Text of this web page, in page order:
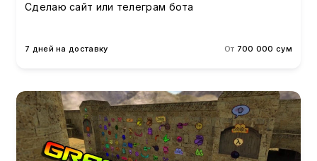
Сделаю сайт или телеграм бота
7 дней на доставку От 700 000 сум